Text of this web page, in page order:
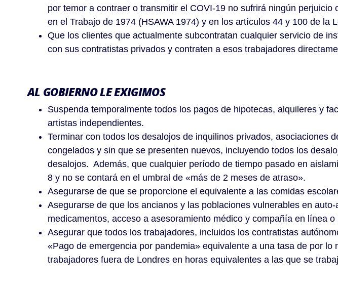
por temor a contraer o transmitir el COVI-19 no sufrirá ningún
en el Trabajo de 1974 (HSAWA 1974) y en los artículos 44 y 100 de la
Que los clientes que actualmente subcontratan cualquier servicio de
con sus contratistas privados y contraten a esos trabajadores
AL GOBIERNO LE EXIGIMOS
Suspenda temporalmente todos los pagos de hipotecas, alquileres y
artistas independientes.
Terminar con todos los desalojos de inquilinos privados, asociaciones
congelados y sin que se presenten nuevos, incluyendo todos los
desalojos. Además, que cualquier período de tiempo pasado en
8 y no se contará en el umbral de «más de 2 meses de atraso».
Asegurarse de que se proporcione el equivalente a las comidas
Asegurarse de que los ancianos y las poblaciones vulnerables en
medicamentos, acceso a asesoramiento médico y compañía en línea o
Asegurar que todos los trabajadores, incluidos los contratistas
«Pago de emergencia por pandemia» equivalente a una tasa de por
trabajadores fuera de Londres en horas equivalentes a las que se